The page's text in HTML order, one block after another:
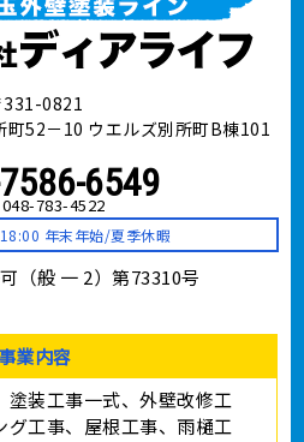
331-0821
町52－10 ウエルズ別所町B棟101
6549
048-783-4522
年末年始/夏季休暇
（般 一 2）第73310号
業内容
装工事⼀式、外壁改修工
工事、屋根工事、雨樋工